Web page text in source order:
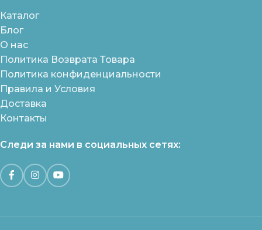
Каталог
Блог
О нас
Политика Возврата Товара
Политика конфиденциальности
Правила и Условия
Доставка
Контакты
Следи за нами в социальных сетях: